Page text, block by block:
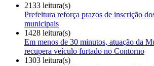
2133 leitura(s)
Prefeitura reforça prazos de inscrição
municipais
1428 leitura(s)
Em menos de 30 minutos, atuação da
recupera veículo furtado no Contorno
1303 leitura(s)